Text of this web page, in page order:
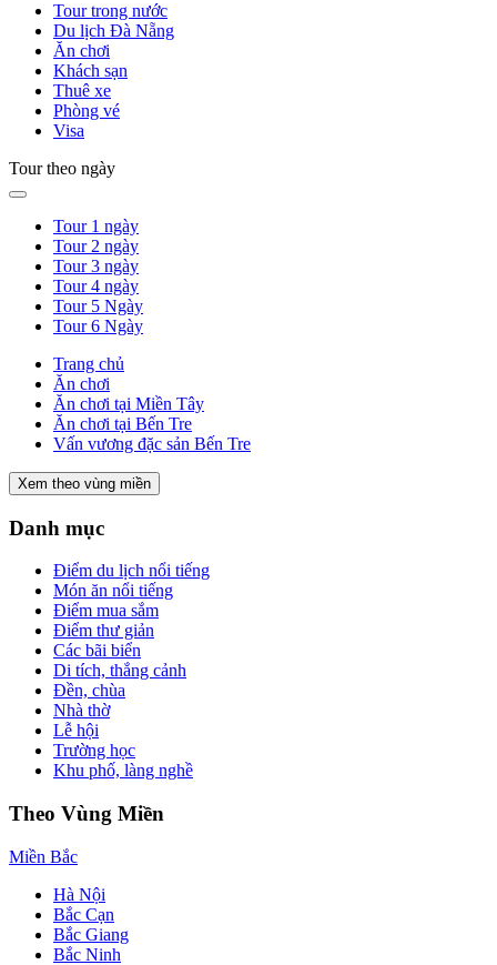
Tour trong nước
Du lịch Đà Nẵng
Ăn chơi
Khách sạn
Thuê xe
Phòng vé
Visa
Tour theo ngày
Tour 1 ngày
Tour 2 ngày
Tour 3 ngày
Tour 4 ngày
Tour 5 Ngày
Tour 6 Ngày
Trang chủ
Ăn chơi
Ăn chơi tại Miền Tây
Ăn chơi tại Bến Tre
Vấn vương đặc sản Bến Tre
Xem theo vùng miền
Danh mục
Điểm du lịch nổi tiếng
Món ăn nổi tiếng
Điểm mua sắm
Điểm thư giản
Các bãi biển
Di tích, thắng cảnh
Đền, chùa
Nhà thờ
Lễ hội
Trường học
Khu phố, làng nghề
Theo Vùng Miền
Miền Bắc
Hà Nội
Bắc Cạn
Bắc Giang
Bắc Ninh